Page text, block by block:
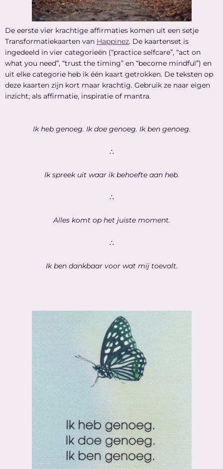
De eerste vier krachtige affirmaties komen uit een setje
Transformatiekaarten van Happinez. De kaartenset is
ingedeeld in vier categorieën (“practice selfcare”, “act on
what you need”, “trust the timing” en “become mindful”) en
uit elke categorie heb ik één kaart getrokken. De teksten op
deze kaarten zijn kort maar krachtig. Gebruik ze naar eigen
inzicht; als affirmatie, inspiratie of mantra.
Ik heb genoeg. Ik doe genoeg. Ik ben genoeg.
∴
Ik spreek uit waar ik behoefte aan heb.
∴
Alles komt op het juiste moment.
∴
Ik ben dankbaar voor wat mij toevalt.